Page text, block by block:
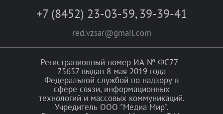
+7 (8452) 23-03-59, 39-39-41
red.vzsar@gmail.com
Регистрационный номер ИА № ФС77–
75657 выдан 8 мая 2019 года
Федеральной службой по надзору в
сфере связи, информационных
технологий и массовых коммуникаций.
Учредитель ООО "Медиа Мир".